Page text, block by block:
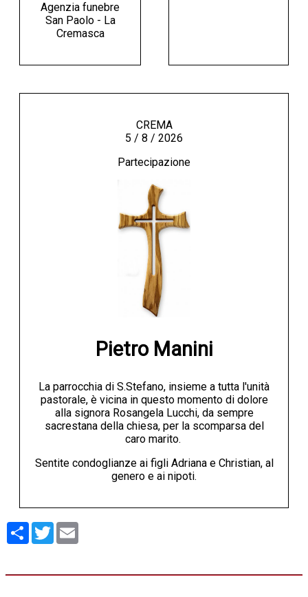
Agenzia funebre
San Paolo - La
Cremasca
CREMA
5 / 8 / 2026
Partecipazione
Pietro Manini
La parrocchia di S.Stefano, insieme a tutta l'unità
pastorale, è vicina in questo momento di dolore
alla signora Rosangela Lucchi, da sempre
sacrestana della chiesa, per la scomparsa del
caro marito.
Sentite condoglianze ai figli Adriana e Christian, al
genero e ai nipoti.
Condividi
Twitter